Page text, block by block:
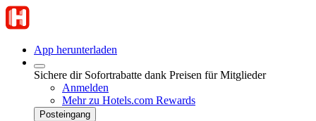
App herunterladen
Sichere dir Sofortrabatte dank Preisen für Mitglieder
Anmelden
Mehr zu Hotels.com Rewards
Posteingang